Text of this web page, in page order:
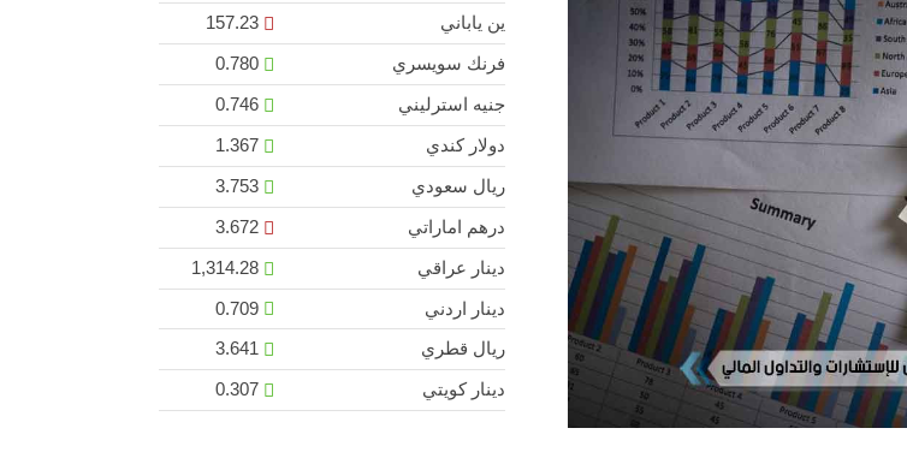
ين ياباني
فرنك سويسري
جنيه استرليني
دولار كندي
ريال سعودي
درهم اماراتي
دينار عراقي
دينار اردني
ريال قطري
دينار كويتي